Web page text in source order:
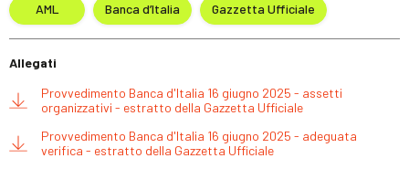
AML Banca d’Italia Gazzetta Ufficiale
Allegati
Provvedimento Banca d'Italia 16 giugno 2025 - assetti
organizzativi - estratto della Gazzetta Ufficiale
Provvedimento Banca d'Italia 16 giugno 2025 - adeguata
verifica - estratto della Gazzetta Ufficiale